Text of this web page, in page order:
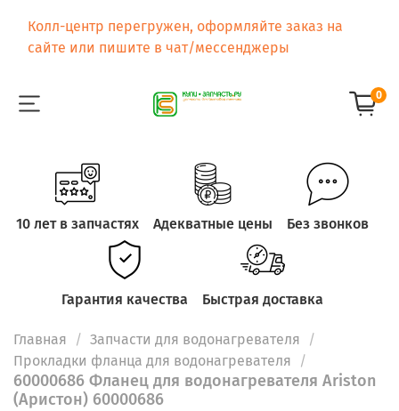
Колл-центр перегружен, оформляйте заказ на
сайте или пишите в чат/мессенджеры
0
10 лет в запчастях Адекватные цены Без звонков
Гарантия качества Быстрая доставка
Главная
Запчасти для водонагревателя
Прокладки фланца для водонагревателя
60000686 Фланец для водонагревателя Ariston
(Аристон) 60000686